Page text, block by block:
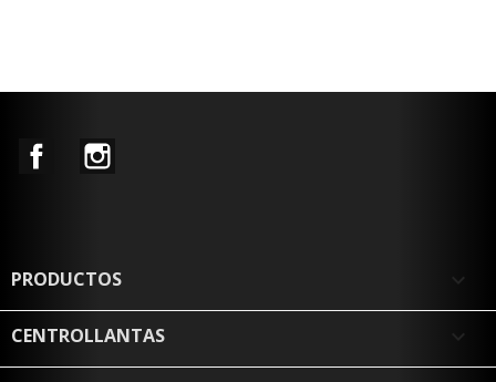
Facebook
PRODUCTOS 
CENTROLLANTAS 